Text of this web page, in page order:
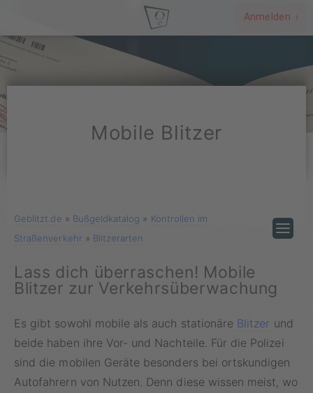
Anmelden ›
Mobile Blitzer
Geblitzt.de » Bußgeldkatalog » Kontrollen im
Straßenverkehr » Blitzerarten
Lass dich überraschen! Mobile
Blitzer zur Verkehrsüberwachung
Es gibt sowohl mobile als auch stationäre Blitzer und
beide haben ihre Vor- und Nachteile. Für die Polizei
sind die mobilen Geräte besonders bei ortskundigen
Autofahrern von Nutzen. Denn diese wissen meist, wo